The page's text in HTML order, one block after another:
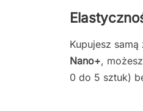
Kupujesz
Nano+,
0 do 5 sztuk)